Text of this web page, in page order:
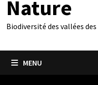
Nature
Biodiversité des vallées
MENU